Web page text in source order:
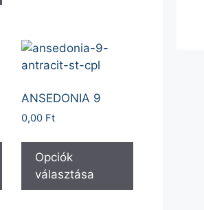
ANSEDONIA 9
0,00 Ft
Opciók
választása